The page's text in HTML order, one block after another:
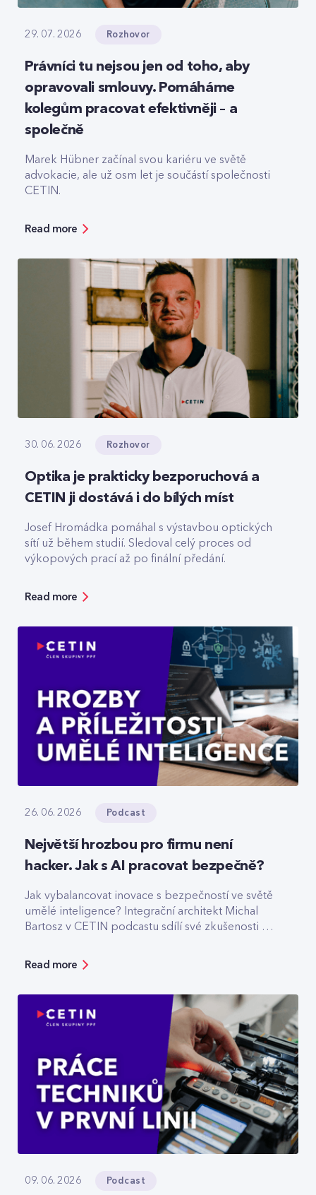
29. 07. 2026 Rozhovor
Právníci tu nejsou jen od toho, aby
opravovali smlouvy. Pomáháme
kolegům pracovat efektivněji – a
společně
Marek Hübner začínal svou kariéru ve světě
advokacie, ale už osm let je součástí společnosti
CETIN.
Read more
30. 06. 2026 Rozhovor
Optika je prakticky bezporuchová a
CETIN ji dostává i do bílých míst
Josef Hromádka pomáhal s výstavbou optických
sítí už během studií. Sledoval celý proces od
výkopových prací až po finální předání.
Read more
26. 06. 2026 Podcast
Největší hrozbou pro firmu není
hacker. Jak s AI pracovat bezpečně?
Jak vybalancovat inovace s bezpečností ve světě
umělé inteligence? Integrační architekt Michal
Bartosz v CETIN podcastu sdílí své zkušenosti s
bezpečnosti, ale zároveň ukazuje možnosti, jak
Read more
09. 06. 2026 Podcast